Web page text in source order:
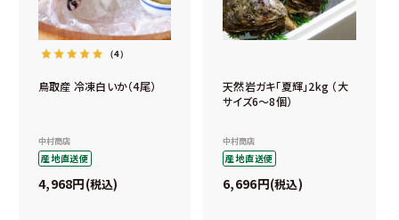
（4）
鳥取産 冷凍白いか（4尾）
中村商店
産地直送便
4,968 税込
天然岩ガキ「夏輝」2kg （大
サイズ6～8個）
中村商店
産地直送便
6,696 税込